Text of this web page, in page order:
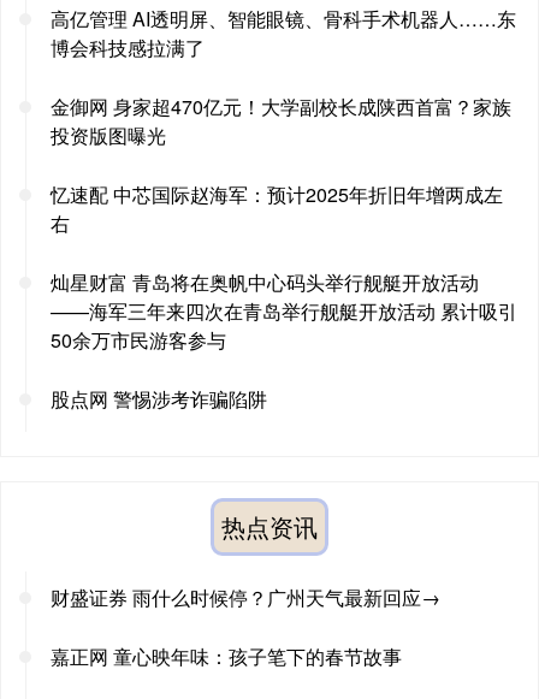
高亿管理 AI透明屏、智能眼镜、骨科手术机器人……东
博会科技感拉满了
金御网 身家超470亿元！大学副校长成陕西首富？家族
投资版图曝光
忆速配 中芯国际赵海军：预计2025年折旧年增两成左
右
灿星财富 青岛将在奥帆中心码头举行舰艇开放活动
——海军三年来四次在青岛举行舰艇开放活动 累计吸引
50余万市民游客参与
股点网 警惕涉考诈骗陷阱
热点资讯
财盛证券 雨什么时候停？广州天气最新回应→
嘉正网 童心映年味：孩子笔下的春节故事